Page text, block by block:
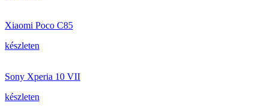
Xiaomi Poco C85
készleten
Sony Xperia 10 VII
készleten